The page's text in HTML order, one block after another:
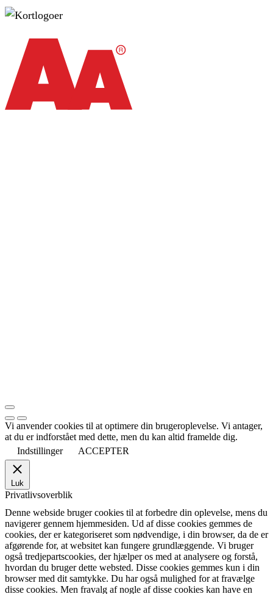
Vi anvender cookies til at optimere din brugeroplevelse. Vi antager,
at du er indforstået med dette, men du kan altid framelde dig.
Indstillinger
ACCEPTER
Luk
Privatlivsoverblik
Denne webside bruger cookies til at forbedre din oplevelse, mens du
navigerer gennem hjemmesiden. Ud af disse cookies gemmes de
cookies, der er kategoriseret som nødvendige, i din browser, da de er
afgørende for, at websitet kan fungere grundlæggende. Vi bruger
også tredjepartscookies, der hjælper os med at analysere og forstå,
hvordan du bruger dette websted. Disse cookies gemmes kun i din
browser med dit samtykke. Du har også mulighed for at fravælge
disse cookies. Men fravalg af nogle af disse cookies kan have en